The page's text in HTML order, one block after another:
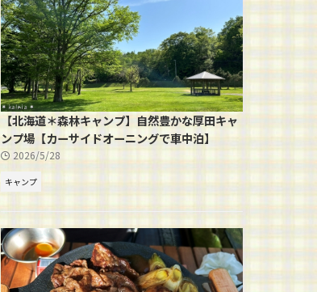
【北海道＊森林キャンプ】自然豊かな厚田キャ
ンプ場【カーサイドオーニングで車中泊】
2026/5/28
キャンプ